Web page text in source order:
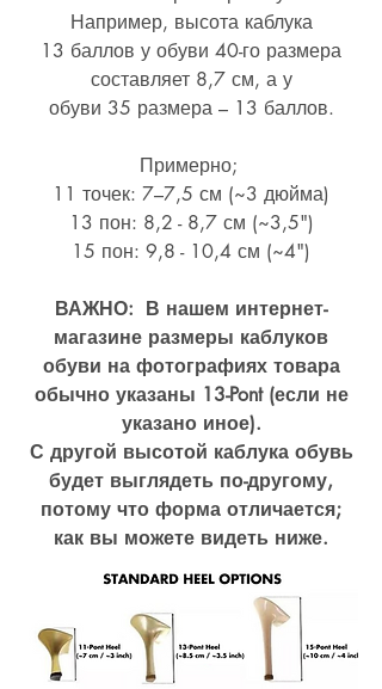
Например, высота каблука
13 баллов у обуви 40-го размера
составляет 8,7 см, а у
обуви 35 размера – 13 баллов.
Примерно;
11 точек: 7–7,5 см (~3 дюйма)
13 пон: 8,2 - 8,7 см (~3,5")
15 пон: 9,8 - 10,4 см (~4")
ВАЖНО: В нашем интернет-
магазине размеры каблуков
обуви на фотографиях товара
обычно указаны 13-Pont (если не
указано иное).
С другой высотой каблука обувь
будет выглядеть по-другому,
потому что форма отличается;
как вы можете видеть ниже.